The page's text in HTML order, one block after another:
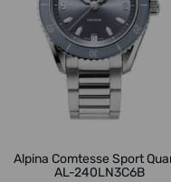
Alpina Comtesse Sport
AL-240LN3C6B